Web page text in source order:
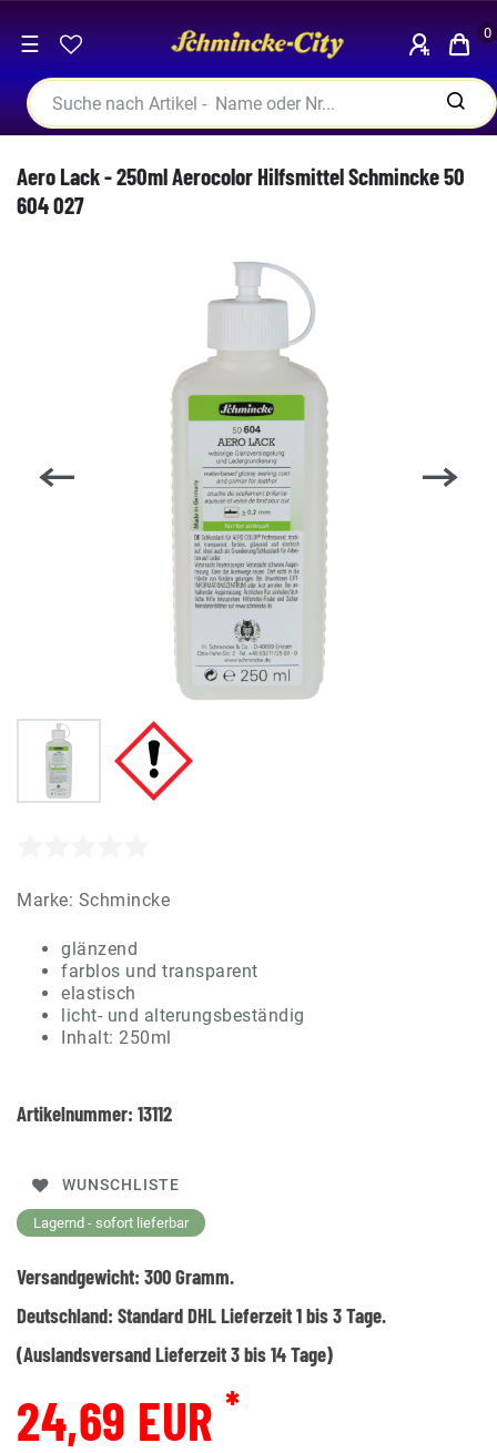
☰ 0
Aero Lack - 250ml Aerocolor Hilfsmittel Schmincke 50
604 027
Marke: Schmincke
glänzend
farblos und transparent
elastisch
licht- und alterungsbeständig
Inhalt: 250ml
Artikelnummer: 13112
WUNSCHLISTE
Lagernd - sofort lieferbar
Versandgewicht: 300Gramm.
Deutschland: Standard DHL Lieferzeit 1 bis 3 Tage.
(Auslandsversand Lieferzeit 3 bis 14 Tage)
24,69 EUR *